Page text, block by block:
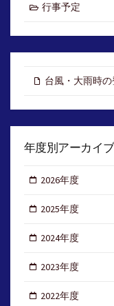
行事予定
台風・大雨時
年度別アーカイブ
2026年度
2025年度
2024年度
2023年度
2022年度